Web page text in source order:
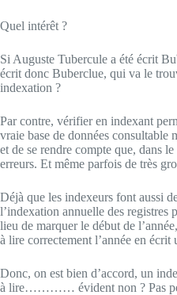
Quel intérêt ?
Si Auguste Tubercule a été écrit
écrit donc Buberclue, qui va le
indexation ?
Par contre, vérifier en indexant
vraie base de données consultable
et de se rendre compte que, dans
erreurs. Et même parfois de très
Déjà que les indexeurs font aussi
l’indexation annuelle des registres
lieu de marquer le début de
à lire correctement l’année en écrit
Donc, on est bien d’accord, un
à lire………… évident non ? Pas